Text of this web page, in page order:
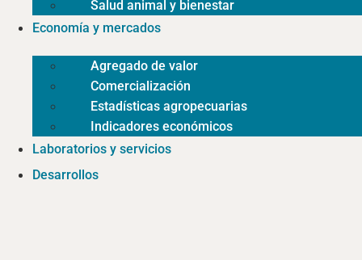
Salud animal y bienestar
Economía y mercados
Agregado de valor
Comercialización
Estadísticas agropecuarias
Indicadores económicos
Laboratorios y servicios
Desarrollos